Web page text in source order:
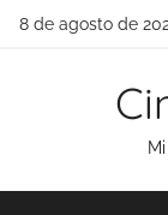
Saltar
8 de agosto de